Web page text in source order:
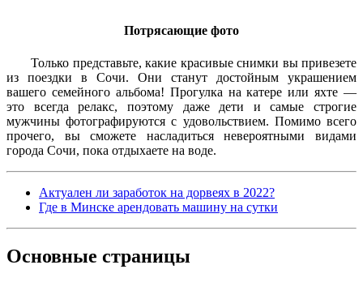
Потрясающие фото
Только представьте, какие красивые снимки вы привезете
из поездки в Сочи. Они станут достойным украшением
вашего семейного альбома! Прогулка на катере или яхте —
это всегда релакс, поэтому даже дети и самые строгие
мужчины фотографируются с удовольствием. Помимо всего
прочего, вы сможете насладиться невероятными видами
города Сочи, пока отдыхаете на воде.
Актуален ли заработок на дорвеях в 2022?
Где в Минске арендовать машину на сутки
Основные страницы